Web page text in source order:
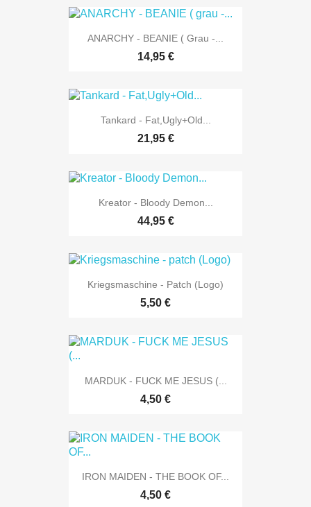
ANARCHY - BEANIE ( Grau -...
14,95 €
Tankard - Fat,Ugly+Old...
21,95 €
Kreator - Bloody Demon...
44,95 €
Kriegsmaschine - Patch (Logo)
5,50 €
MARDUK - FUCK ME JESUS (...
4,50 €
IRON MAIDEN - THE BOOK OF...
4,50 €